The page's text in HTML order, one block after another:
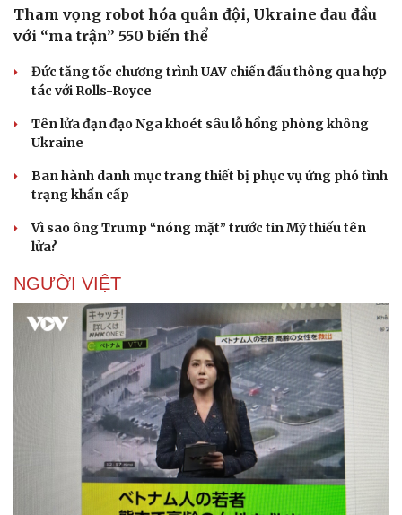
Tham vọng robot hóa quân đội, Ukraine đau đầu
với “ma trận” 550 biến thể
Đức tăng tốc chương trình UAV chiến đấu thông qua hợp
tác với Rolls-Royce
Tên lửa đạn đạo Nga khoét sâu lỗ hổng phòng không
Ukraine
Ban hành danh mục trang thiết bị phục vụ ứng phó tình
trạng khẩn cấp
Vì sao ông Trump “nóng mặt” trước tin Mỹ thiếu tên
lửa?
NGƯỜI VIỆT